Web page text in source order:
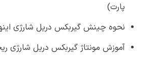
پارت)
نحوه چینش گیربکس دریل شارژی
آموزش مونتاژ گیربکس دریل شارژی